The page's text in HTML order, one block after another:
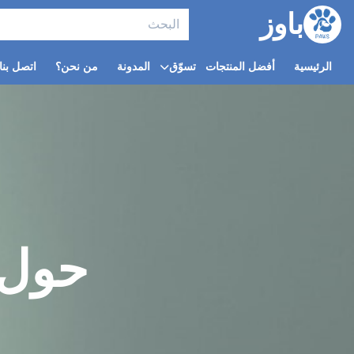
باوز
الرئيسية أفضل المنتجات تسوّق المدونة من نحن؟ اتصل بنا